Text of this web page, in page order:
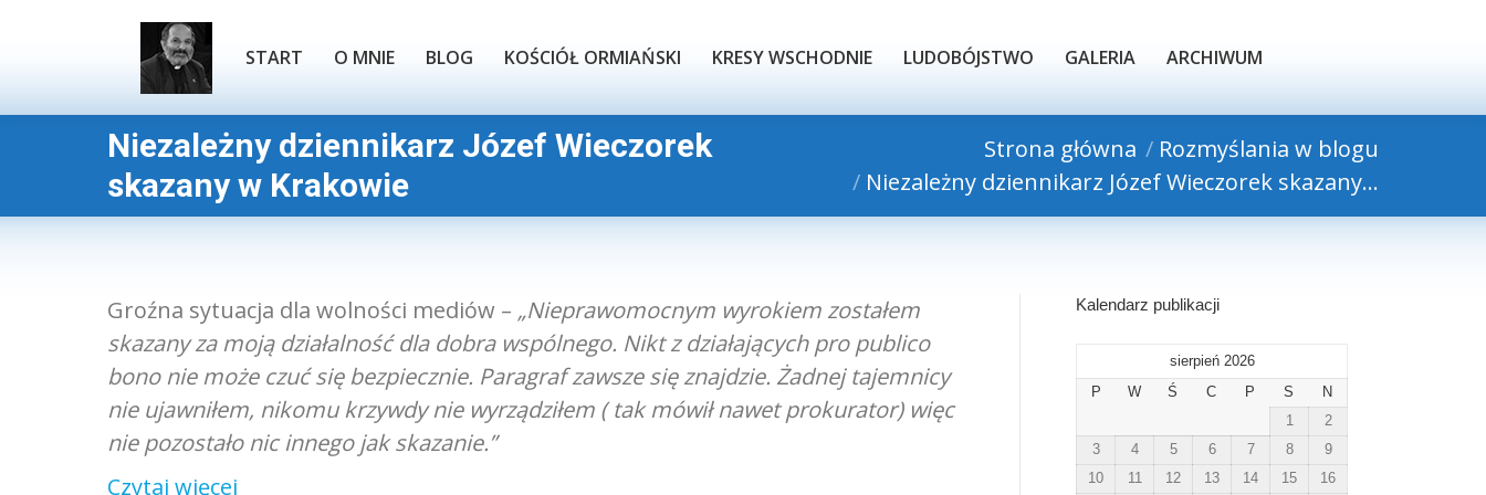
START O MNIE BLOG KOŚCIÓŁ ORMIAŃSKI KRESY WSCHODNIE LUDOBÓJSTWO GALERIA ARCHIWUM
Niezależny dziennikarz Józef Wieczorek
skazany w Krakowie
Jesteś tutaj:
Strona główna
Rozmyślania w blogu
Niezależny dziennikarz Józef Wieczorek skazany…
Groźna sytuacja dla wolności mediów – „Nieprawomocnym wyrokiem zostałem
skazany za moją działalność dla dobra wspólnego. Nikt z działających pro publico
bono nie może czuć się bezpiecznie. Paragraf zawsze się znajdzie. Żadnej tajemnicy
nie ujawniłem, nikomu krzywdy nie wyrządziłem ( tak mówił nawet prokurator) więc
nie pozostało nic innego jak skazanie.”
Czytaj więcej
Kalendarz publikacji
sierpień 2026
P
W Ś C P S
N
1
2
3
4 5 6 7 8
9
10
11 12 13 14 15
16